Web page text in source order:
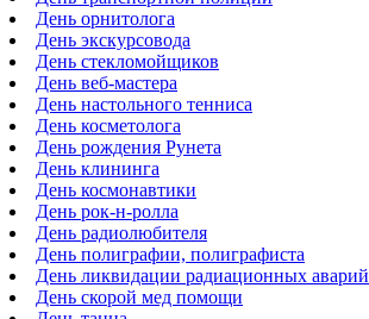
День орнитолога
День экскурсовода
День стекломойщиков
День веб-мастера
День настольного тенниса
День косметолога
День рождения Рунета
День клининга
День космонавтики
День рок-н-ролла
День радиолюбителя
День полиграфии, полиграфиста
День ликвидации радиационных аварий
День скорой мед помощи